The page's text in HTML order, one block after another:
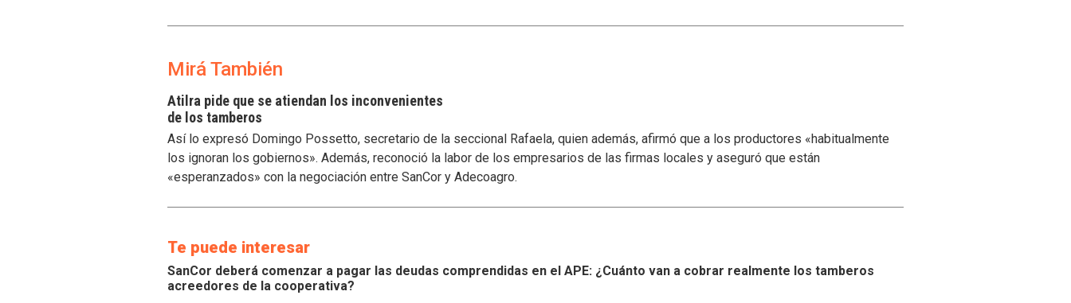
Mirá También
Atilra pide que se atiendan los inconvenientes
de los tamberos
Así lo expresó Domingo Possetto, secretario de la seccional Rafaela, quien además, afirmó que a los productores «habitualmente
los ignoran los gobiernos». Además, reconoció la labor de los empresarios de las firmas locales y aseguró que están
«esperanzados» con la negociación entre SanCor y Adecoagro.
Te puede interesar
SanCor deberá comenzar a pagar las deudas comprendidas en el APE: ¿Cuánto van a cobrar realmente los tamberos
acreedores de la cooperativa?